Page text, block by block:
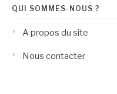
QUI SOMMES-NOUS ?
A propos du site
Nous contacter